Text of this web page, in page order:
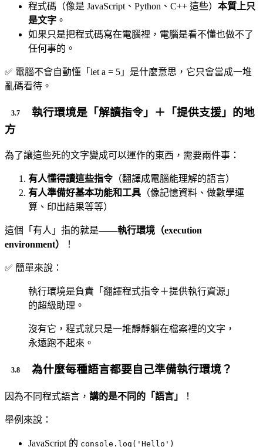
程式碼（像是 JavaScript、Python、C++ 這些） 本質上只
是文字 。
如果只是把程式碼寫在電腦裡，電腦是看不懂也做不了
任何事的。
✅ 電腦不會自動懂「let a = 5」是什麼意思，它只會當成一堆
亂碼看待。
執行環境是「解讀指令」＋「提供支援」的地
方
為了讓這些死的文字變成可以運作的東西，需要兩件事：
有人懂得讀這些指令 （翻譯成電腦能理解的語言）
有人準備好基本功能和工具 （像記憶資料、做數學運
算、印出結果等等）
這個「有人」指的就是——執行環境（execution
environment）
！
✅ 簡單來說：
執行環境是負責「翻譯程式指令＋提供執行資源」
的超級助理。
沒有它，程式就只是一堆靜靜躺在檔案裡的文字，
永遠跑不起來。
為什麼每種語言都要自己準備執行環境？
因為不同程式語言， 講的是不同的「語言」 ！
舉例來說：
JavaScript 的 console.log('Hello')